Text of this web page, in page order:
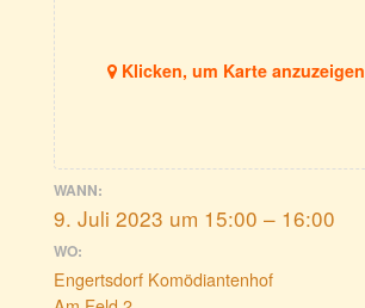
Klicken, um Karte anzuzeigen
WANN:
9. Juli 2023 um 15:00 – 16:00
WO:
Engertsdorf Komödiantenhof